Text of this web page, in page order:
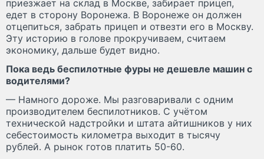
приезжает на склад в Москве, забирает прицеп,
едет в сторону Воронежа. В Воронеже он должен
отцепиться, забрать прицеп и отвезти его в Москву.
Эту историю в голове прокручиваем, считаем
экономику, дальше будет видно.
Пока ведь беспилотные фуры не дешевле машин с
водителями?
— Намного дороже. Мы разговаривали с одним
производителем беспилотников. С учётом
технической надстройки и штата айтишников у них
себестоимость километра выходит в тысячу
рублей. А рынок готов платить 50-60.